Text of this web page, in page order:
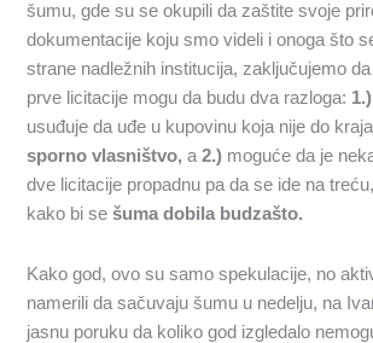
šumu, gde su se okupili da zaštite svoje
dokumentacije koju smo videli i onoga što
strane nadležnih institucija, zaključujemo
prve licitacije mogu da budu dva razloga: 1.)
usuđuje da uđe u kupovinu koja nije do
sporno vlasništvo, a2.) moguće da je
dve licitacije propadnu pa da se ide na
kako bi sešuma dobila budzašto.
Kako god, ovo su samo spekulacije, no
namerili da sačuvaju šumu u nedelju, na
jasnu poruku da koliko god izgledalo